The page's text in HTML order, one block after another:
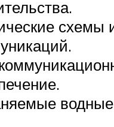
схемы